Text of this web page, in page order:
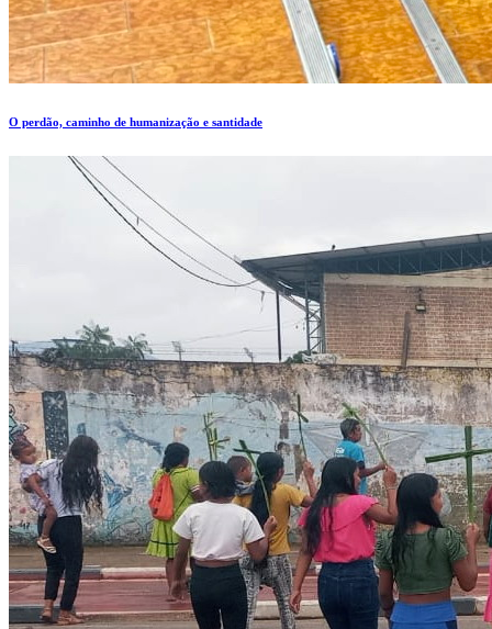
O perdão, caminho de humanização e santidade